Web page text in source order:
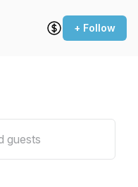
+ Follow